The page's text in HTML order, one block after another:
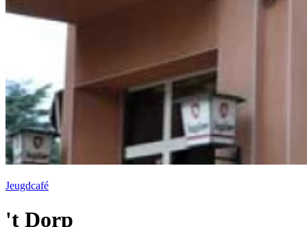
Jeugdcafé
't Dorp